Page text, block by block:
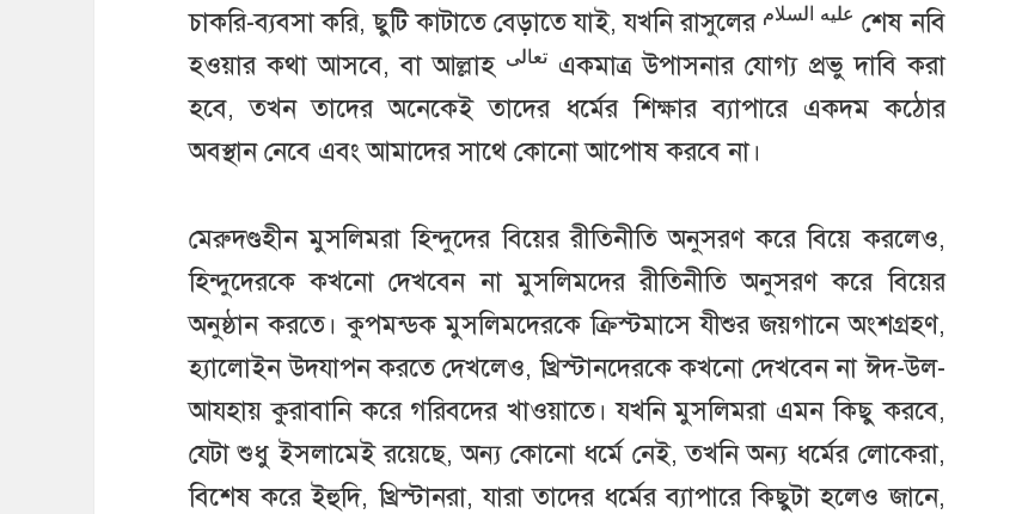
চাকরি-ব্যবসা করি, ছুটি কাটাতে বেড়াতে যাই, যখনি রাসুলের عليه السلام শেষ নবি
হওয়ার কথা আসবে, বা আল্লাহ تعالى একমাত্র উপাসনার যোগ্য প্রভু দাবি করা
হবে, তখন তাদের অনেকেই তাদের ধর্মের শিক্ষার ব্যাপারে একদম কঠোর
অবস্থান নেবে এবং আমাদের সাথে কোনো আপোষ করবে না।
মেরুদণ্ডহীন মুসলিমরা হিন্দুদের বিয়ের রীতিনীতি অনুসরণ করে বিয়ে করলেও,
হিন্দুদেরকে কখনো দেখবেন না মুসলিমদের রীতিনীতি অনুসরণ করে বিয়ের
অনুষ্ঠান করতে। কুপমন্ডক মুসলিমদেরকে ক্রিস্টমাসে যীশুর জয়গানে অংশগ্রহণ,
হ্যালোইন উদযাপন করতে দেখলেও, খ্রিস্টানদেরকে কখনো দেখবেন না ঈদ-উল-
আযহায় কুরাবানি করে গরিবদের খাওয়াতে। যখনি মুসলিমরা এমন কিছু করবে,
যেটা শুধু ইসলামেই রয়েছে, অন্য কোনো ধর্মে নেই, তখনি অন্য ধর্মের লোকেরা,
বিশেষ করে ইহুদি, খ্রিস্টানরা, যারা তাদের ধর্মের ব্যাপারে কিছুটা হলেও জানে,